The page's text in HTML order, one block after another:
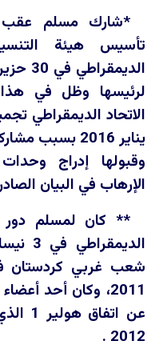
*شارك مسلم عقب
تأسيس هيئة
لرئيسها وظل في
وقبولها إدراج
الإرهاب في البيان
** كان لمسلم
2011، وكان أحد
2012 .